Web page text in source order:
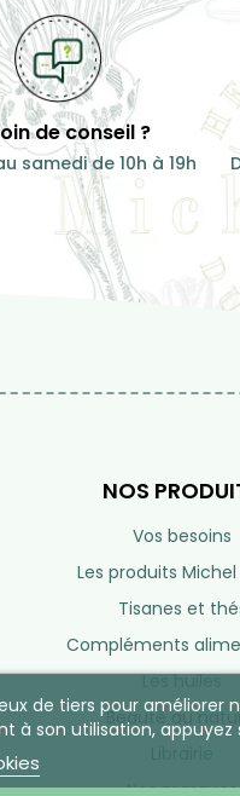
de tiers pour
à son utilisation,
de conseil ?
samedi de 10h à 19h
NOS
Vos besoins
Les produits Michel
Tisanes et
Compléments
Les huiles
Beauté au
Nos marques